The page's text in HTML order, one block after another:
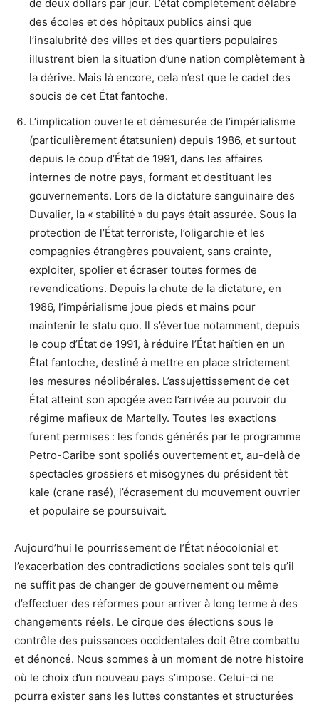
de deux dollars par jour. L’état complètement délabré
des écoles et des hôpitaux publics ainsi que
l’insalubrité des villes et des quartiers populaires
illustrent bien la situation d’une nation complètement à
la dérive. Mais là encore, cela n’est que le cadet des
soucis de cet État fantoche.
L’implication ouverte et démesurée de l’impérialisme
(particulièrement étatsunien) depuis 1986, et surtout
depuis le coup d’État de 1991, dans les affaires
internes de notre pays, formant et destituant les
gouvernements. Lors de la dictature sanguinaire des
Duvalier, la « stabilité » du pays était assurée. Sous la
protection de l’État terroriste, l’oligarchie et les
compagnies étrangères pouvaient, sans crainte,
exploiter, spolier et écraser toutes formes de
revendications. Depuis la chute de la dictature, en
1986, l’impérialisme joue pieds et mains pour
maintenir le statu quo. Il s’évertue notamment, depuis
le coup d’État de 1991, à réduire l’État haïtien en un
État fantoche, destiné à mettre en place strictement
les mesures néolibérales. L’assujettissement de cet
État atteint son apogée avec l’arrivée au pouvoir du
régime mafieux de Martelly. Toutes les exactions
furent permises : les fonds générés par le programme
Petro-Caribe sont spoliés ouvertement et, au-delà de
spectacles grossiers et misogynes du président tèt
kale (crane rasé), l’écrasement du mouvement ouvrier
et populaire se poursuivait.
Aujourd’hui le pourrissement de l’État néocolonial et
l’exacerbation des contradictions sociales sont tels qu’il
ne suffit pas de changer de gouvernement ou même
d’effectuer des réformes pour arriver à long terme à des
changements réels. Le cirque des élections sous le
contrôle des puissances occidentales doit être combattu
et dénoncé. Nous sommes à un moment de notre histoire
où le choix d’un nouveau pays s’impose. Celui-ci ne
pourra exister sans les luttes constantes et structurées